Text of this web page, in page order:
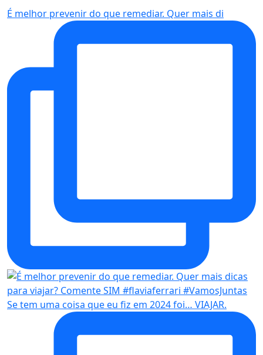
É melhor prevenir do que remediar. Quer mais di
Se tem uma coisa que eu fiz em 2024 foi… VIAJAR.